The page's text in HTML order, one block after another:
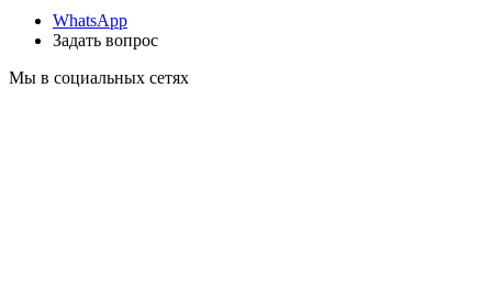
WhatsApp
Задать вопрос
Мы в социальных сетях